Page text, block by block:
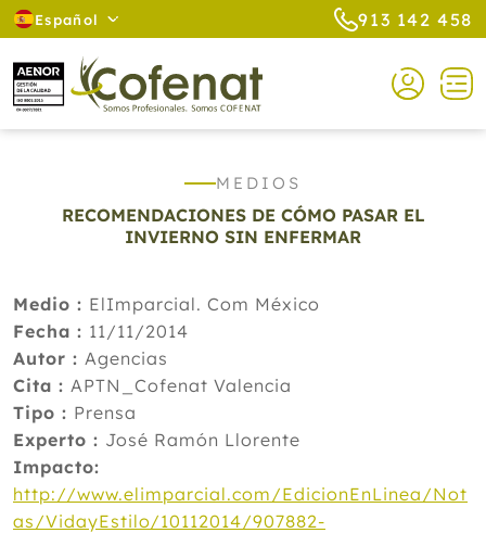
Español 913 142 458
MEDIOS
RECOMENDACIONES DE CÓMO PASAR EL
INVIERNO SIN ENFERMAR
Medio : ElImparcial. Com México
Fecha : 11/11/2014
Autor : Agencias
Cita : APTN_Cofenat Valencia
Tipo : Prensa
Experto : José Ramón Llorente
Impacto:
http://www.elimparcial.com/EdicionEnLinea/Not
as/VidayEstilo/10112014/907882-